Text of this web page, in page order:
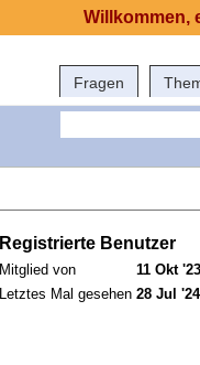
Fragen
Registrierte Benutzer
Mitglied von
11 Okt
Letztes Mal gesehen 28 Jul
Willkommen,